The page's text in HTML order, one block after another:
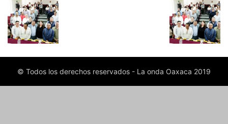
© Todos los derechos reservados - La onda Oaxaca 2019